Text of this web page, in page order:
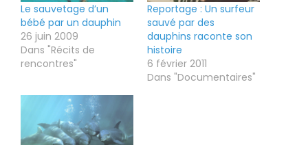
Le sauvetage d’un
bébé par un dauphin
26 juin 2009
Dans "Récits de
rencontres"
Reportage : Un surfeur
sauvé par des
dauphins raconte son
histoire
6 février 2011
Dans "Documentaires"